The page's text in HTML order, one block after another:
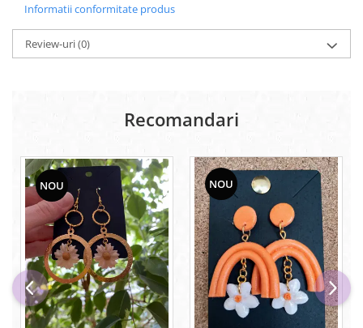
Informatii conformitate produs
Review-uri(0)
Recomandari
NOU NOU